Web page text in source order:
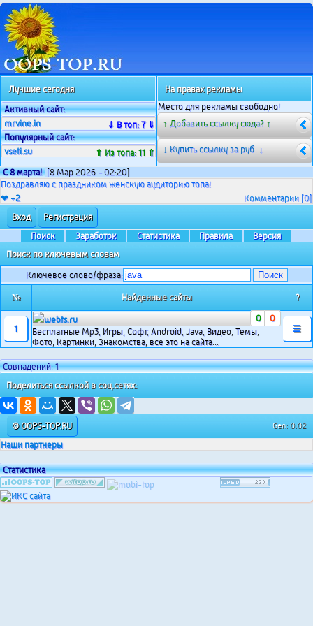
Лучшие сегодня
Активный сайт:
mrvine.in
⇓ В топ: 7 ⇓
Популярный сайт:
vseti.su
⇑ Из топа: 11 ⇑
На правах рекламы
Место для рекламы свободно!
↑ Добавить ссылку сюда? ↑
↓ Купить ссылку за руб. ↓
С 8 марта! [8 Мар 2026 - 02:20]
Поздравляю с праздником женскую аудиторию топа!
Комментарии [0]
❤ +2
Вход
Регистрация
Поиск
Заработок Статистика Правила
Версия
Поиск по ключевым словам
Ключевое слово/фраза:
№ Найденные сайты ?
1
webts.ru 0
0
Бесплатные Mp3, Игры, Софт, Аndroid, Java, Bидео, Темы,
Фото, Картинки, Знакомства, все это на сайта...
☰
Совпадений: 1
Поделиться ссылкой в соц.сетях:
© OOPS-TOP.RU Gen: 0.02
Наши партнеры
Статистика